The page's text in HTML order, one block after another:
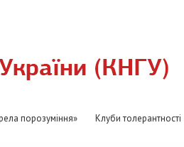
порозуміння» Клуби толерантності